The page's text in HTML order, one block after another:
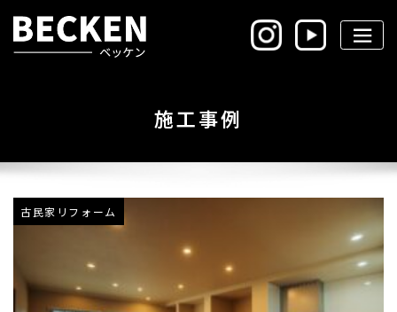
Skip
to
施工事例
古民家リフォーム